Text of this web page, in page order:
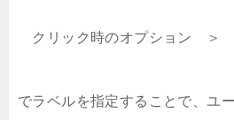
クリック時のオプション ＞
でラベルを指定することで、ユ